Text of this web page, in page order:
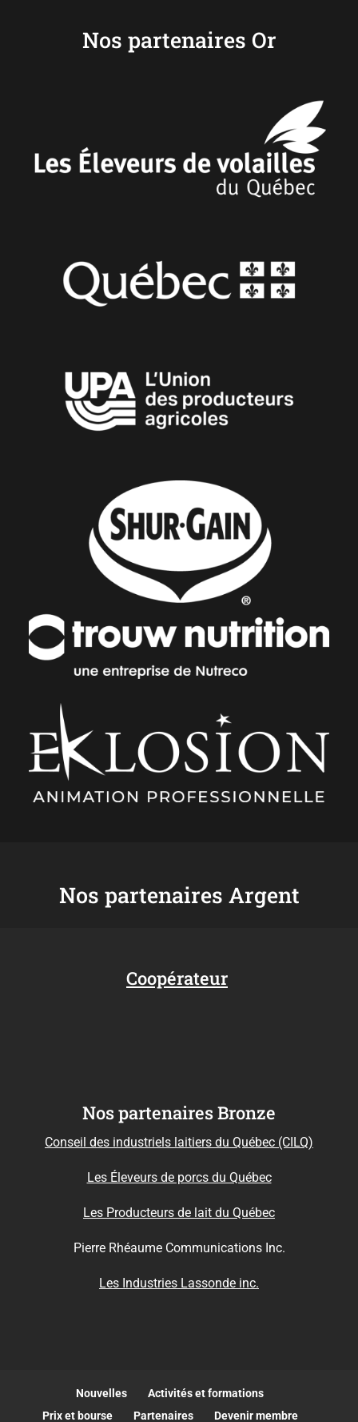
Nos partenaires Or
Nos partenaires Argent
Coopérateur
Nos partenaires Bronze
Conseil des industriels laitiers du Québec (CILQ)
Les Éleveurs de porcs du Québec
Les Producteurs de lait du Québec
Pierre Rhéaume Communications Inc.
Les Industries Lassonde inc.
Nouvelles
Activités et formations
Prix et bourse
Partenaires Devenir membre